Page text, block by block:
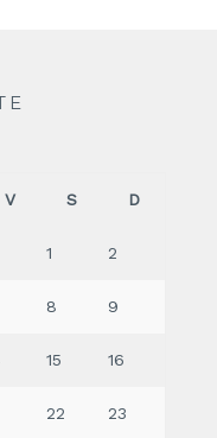
V S D
1 2
8 9
15 16
22 23